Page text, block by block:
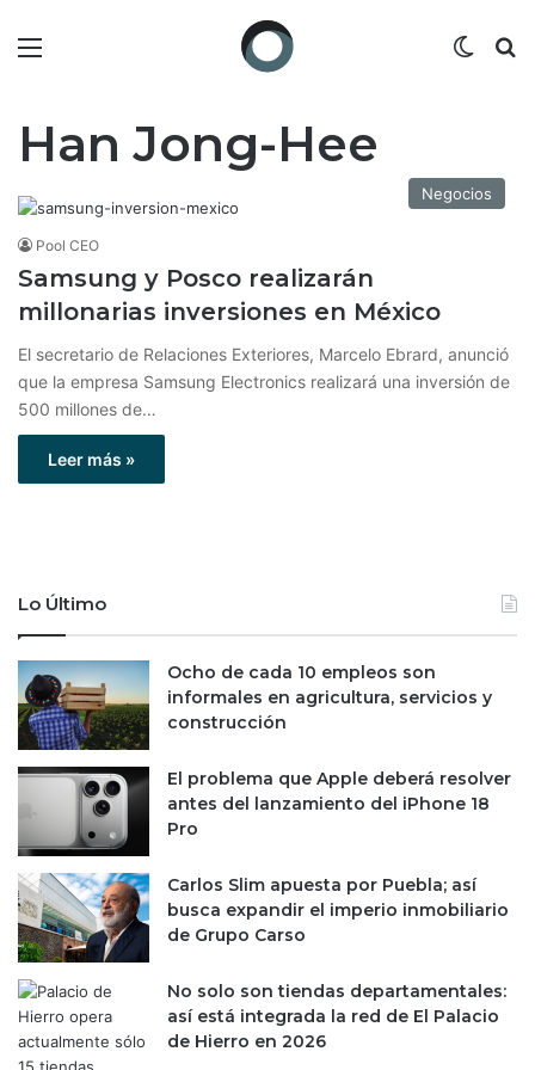
Han Jong-Hee
Negocios
Pool CEO
Samsung y Posco realizarán
millonarias inversiones en México
El secretario de Relaciones Exteriores, Marcelo Ebrard, anunció
que la empresa Samsung Electronics realizará una inversión de
500 millones de…
Leer más »
Lo Último
Ocho de cada 10 empleos son
informales en agricultura, servicios y
construcción
El problema que Apple deberá resolver
antes del lanzamiento del iPhone 18
Pro
Carlos Slim apuesta por Puebla; así
busca expandir el imperio inmobiliario
de Grupo Carso
No solo son tiendas departamentales:
así está integrada la red de El Palacio
de Hierro en 2026